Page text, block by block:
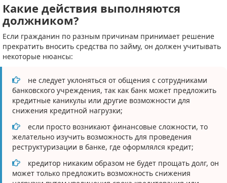
Какие действия выполняются
должником?
Если гражданин по разным причинам принимает решение
прекратить вносить средства по займу, он должен учитывать
некоторые нюансы:
не следует уклоняться от общения с сотрудниками
банковского учреждения, так как банк может предложить
кредитные каникулы или другие возможности для
снижения кредитной нагрузки;
если просто возникают финансовые сложности, то
желательно изучить возможность для проведения
реструктуризации в банке, где оформлялся кредит;
кредитор никаким образом не будет прощать долг, он
может только предложить возможность снижения